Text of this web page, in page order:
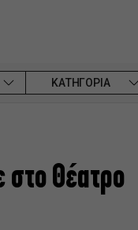
ΚΑΤΗΓΟΡΙΑ
στο Θέατρο